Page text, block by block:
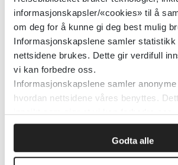
informasjonskapsler/«cookies» til å
om deg for å kunne gi deg best mulig
Informasjonskapslene samler statistikk
nettsidene brukes. Dette gir verdifull
vi kan forbedre oss.
Informasjonskapslene samler
hvordan nettsidene våres benyttes.
innsikt som gjør at vi kan forbedre oss.
Godta alle
Detaljer
Veiledning til
arealplanlegging
Miljødirektoratet